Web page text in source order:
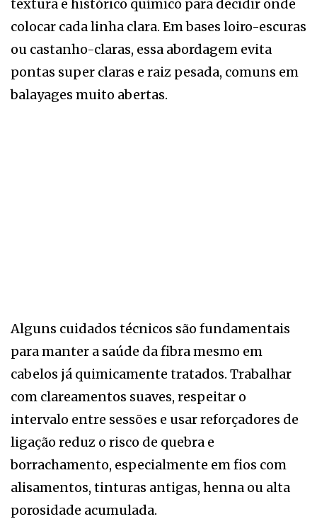
textura e histórico químico para decidir onde
colocar cada linha clara. Em bases loiro-escuras
ou castanho-claras, essa abordagem evita
pontas super claras e raiz pesada, comuns em
balayages muito abertas.
Alguns cuidados técnicos são fundamentais
para manter a saúde da fibra mesmo em
cabelos já quimicamente tratados. Trabalhar
com clareamentos suaves, respeitar o
intervalo entre sessões e usar reforçadores de
ligação reduz o risco de quebra e
borrachamento, especialmente em fios com
alisamentos, tinturas antigas, henna ou alta
porosidade acumulada.